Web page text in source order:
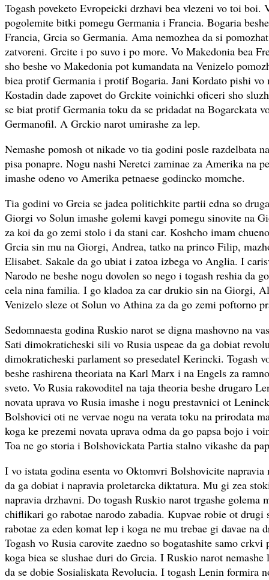
Togash poveketo Evropeicki drzhavi bea vlezeni vo toi boi.
pogolemite bitki pomegu Germania i Francia. Bogaria
Francia, Grcia so Germania. Ama nemozhea da si
zatvoreni. Grcite i po suvo i po more. Vo Makedonia bea
sho beshe vo Makedonia pot kumandata na Venizelo
biea protif Germania i protif Bogaria. Jani Kordato pishi vo
Kostadin dade zapovet do Grckite voinichki oficeri sho
se biat protif Germania toku da se pridadat na Bogarckata
Germanofil. A Grckio narot umirashe za lep.
Nemashe pomosh ot nikade vo tia godini posle razdelbata
pisa ponapre. Nogu nashi Neretci zaminae za Amerika na
imashe odeno vo Amerika petnaese godincko momche.
Tia godini vo Grcia se jadea politichkite partii edna so
Giorgi vo Solun imashe golemi kavgi pomegu sinovite na
za koi da go zemi stolo i da stani car. Koshcho imam
Grcia sin mu na Giorgi, Andrea, tatko na princo Filip,
Elisabet. Sakale da go ubiat i zatoa izbega vo Anglia. I
Narodo ne beshe nogu dovolen so nego i togash reshia da
cela nina familia. I go kladoa za car drukio sin na Giorgi,
Venizelo sleze ot Solun vo Athina za da go zemi poftorno
Sedomnaesta godina Ruskio narot se digna mashovno na
Sati dimokraticheski sili vo Rusia uspeae da ga dobiat
dimokraticheski parlament so presedatel Kerincki. Togash
beshe rashirena theoriata na Karl Marx i na Engels za
sveto. Vo Rusia rakovoditel na taja theoria beshe drugaro
novata uprava vo Rusia imashe i nogu prestavnici ot
Bolshovici oti ne vervae nogu na verata toku na prirodata
koga ke prezemi novata uprava odma da go papsa bojo i
Toa ne go storia i Bolshovickata Partia stalno vikashe da
I vo istata godina esenta vo Oktomvri Bolshovicite napravia
da ga dobiat i napravia proletarcka diktatura. Mu gi zea
napravia drzhavni. Do togash Ruskio narot trgashe golema
chiflikari go rabotae narodo zabadia. Kupvae robie ot drugi
rabotae za eden komat lep i koga ne mu trebae gi davae na
Togash vo Rusia carovite zaedno so bogatashite samo
koga biea se slushae duri do Grcia. I Ruskio narot nemashe
da se dobie Sosialiskata Revolucia. I togash Lenin formira